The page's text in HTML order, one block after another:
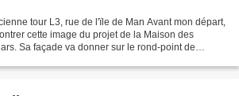
tour L3, rue de l'ïle de Man Avant mon départ,
cette image du projet de la Maison des
Sa façade va donner sur le rond-point de